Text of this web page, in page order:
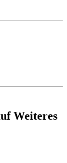
Weiteres